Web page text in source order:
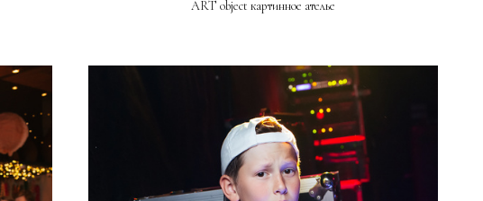
ART object картинное ателье